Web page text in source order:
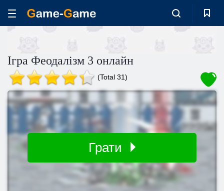
Ігра Феодалізм 3 онлайн
(Total 31)
Грати